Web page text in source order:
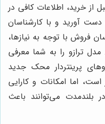
از خرید، اطلاعات کافی در
آورید و با کارشناسان
فروش با توجه به نیازها،
ترازو را به شما معرفی
پرینتردار محک جدید
اما امکانات و کارایی
بلندمدت می‌توانند باعث